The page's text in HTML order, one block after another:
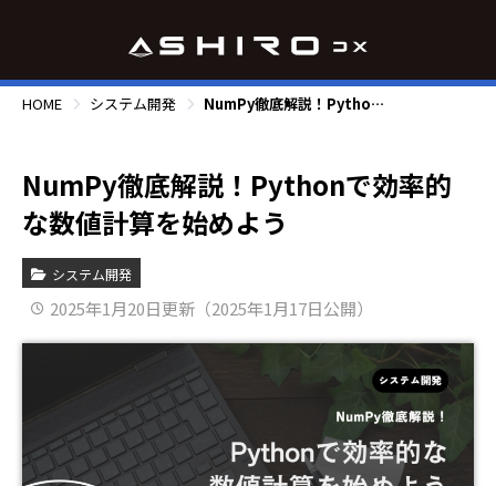
HOME システム開発 NumPy徹底解説！Pythonで効率的な数値計算を始めよう
NumPy徹底解説！Pythonで効率的
な数値計算を始めよう
システム開発
2025年1月20日更新（2025年1月17日公開）